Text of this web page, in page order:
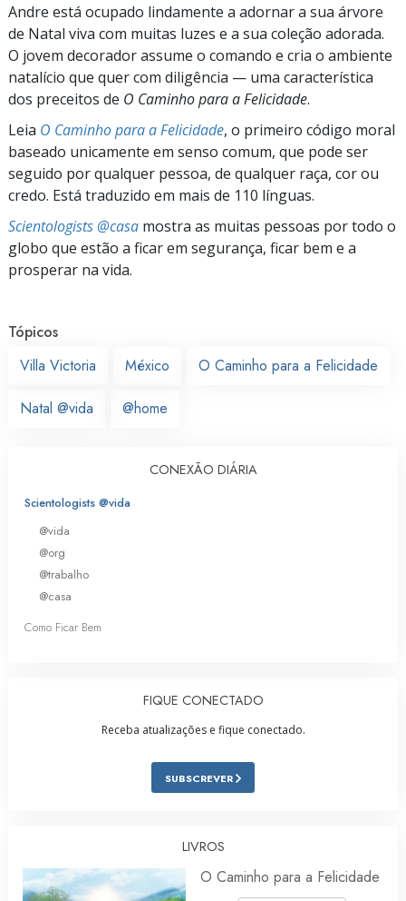
Andre está ocupado lindamente a adornar a sua árvore
de Natal viva com muitas luzes e a sua coleção adorada.
O jovem decorador assume o comando e cria o ambiente
natalício que quer com diligência — uma característica
dos preceitos de O Caminho para a Felicidade.
Leia O Caminho para a Felicidade, o primeiro código moral
baseado unicamente em senso comum, que pode ser
seguido por qualquer pessoa, de qualquer raça, cor ou
credo. Está traduzido em mais de 110 línguas.
Scientologists @casa mostra as muitas pessoas por todo o
globo que estão a ficar em segurança, ficar bem e a
prosperar na vida.
Tópicos
Villa Victoria
México O Caminho para a Felicidade
Natal @vida @home
CONEXÃO DIÁRIA
Scientologists @vida
@vida
@org
@trabalho
@casa
Como Ficar Bem
FIQUE CONECTADO
Receba atualizações e fique conectado.
SUBSCREVER
LIVROS
O Caminho para a Felicidade